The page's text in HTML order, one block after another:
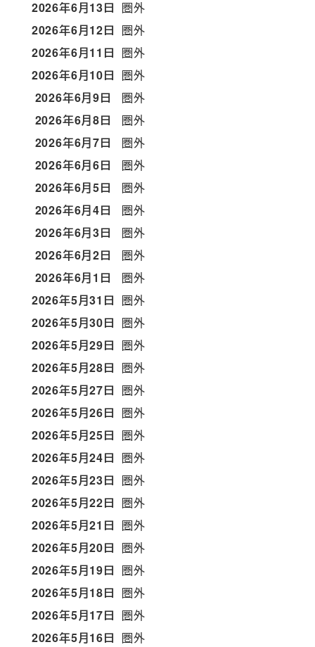
2026年6月13日 圏外
2026年6月12日 圏外
2026年6月11日 圏外
2026年6月10日 圏外
2026年6月9日
圏外
2026年6月8日
圏外
2026年6月7日
圏外
2026年6月6日
圏外
2026年6月5日
圏外
2026年6月4日
圏外
2026年6月3日
圏外
2026年6月2日
圏外
2026年6月1日
圏外
2026年5月31日 圏外
2026年5月30日 圏外
2026年5月29日 圏外
2026年5月28日 圏外
2026年5月27日 圏外
2026年5月26日 圏外
2026年5月25日 圏外
2026年5月24日 圏外
2026年5月23日 圏外
2026年5月22日 圏外
2026年5月21日 圏外
2026年5月20日 圏外
2026年5月19日 圏外
2026年5月18日 圏外
2026年5月17日 圏外
2026年5月16日 圏外